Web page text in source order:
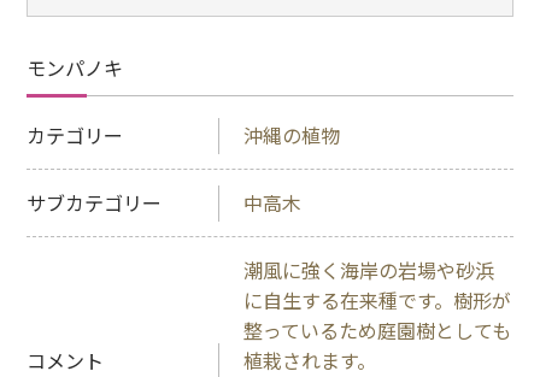
モンパノキ
カテゴリー 沖縄の植物
サブカテゴリー 中高木
コメント
潮風に強く海岸の岩場や砂浜
に自生する在来種です。樹形が
整っているため庭園樹としても
植栽されます。